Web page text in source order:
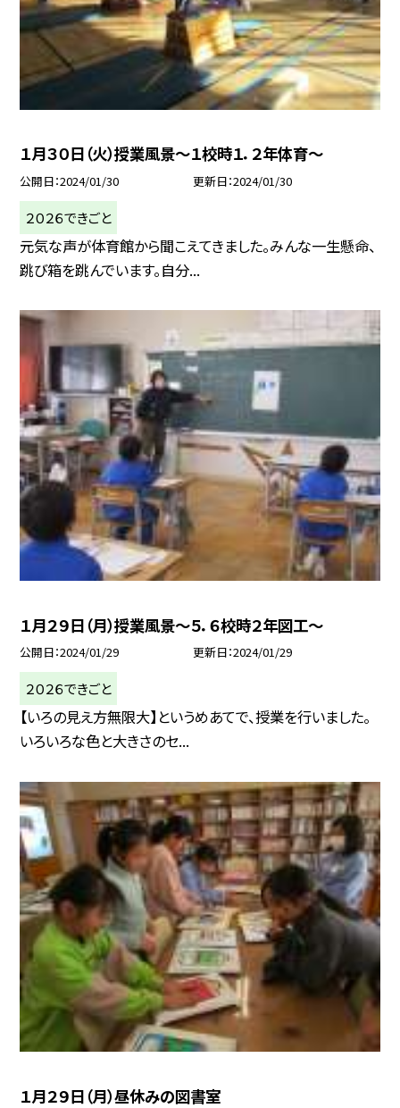
１月３０日（火）授業風景〜１校時１．２年体育〜
公開日 2024/01/30 更新日 2024/01/30
２０２６できごと
元気な声が体育館から聞こえてきました。みんな一生懸命、
跳び箱を跳んでいます。自分...
１月２９日（月）授業風景〜５．６校時２年図工〜
公開日 2024/01/29 更新日 2024/01/29
２０２６できごと
【いろの見え方無限大】というめあてで、授業を行いました。
いろいろな色と大きさのセ...
１月２９日（月）昼休みの図書室